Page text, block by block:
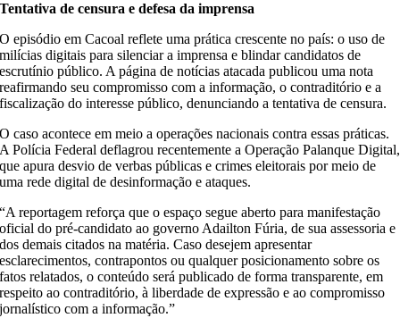
Tentativa de censura e defesa da imprensa
O episódio em Cacoal reflete uma prática crescente no país: o uso de
milícias digitais para silenciar a imprensa e blindar candidatos de
escrutínio público. A página de notícias atacada publicou uma nota
reafirmando seu compromisso com a informação, o contraditório e a
fiscalização do interesse público, denunciando a tentativa de censura.
O caso acontece em meio a operações nacionais contra essas práticas.
A Polícia Federal deflagrou recentemente a Operação Palanque Digital,
que apura desvio de verbas públicas e crimes eleitorais por meio de
uma rede digital de desinformação e ataques.
“A reportagem reforça que o espaço segue aberto para manifestação
oficial do pré-candidato ao governo Adailton Fúria, de sua assessoria e
dos demais citados na matéria. Caso desejem apresentar
esclarecimentos, contrapontos ou qualquer posicionamento sobre os
fatos relatados, o conteúdo será publicado de forma transparente, em
respeito ao contraditório, à liberdade de expressão e ao compromisso
jornalístico com a informação.”